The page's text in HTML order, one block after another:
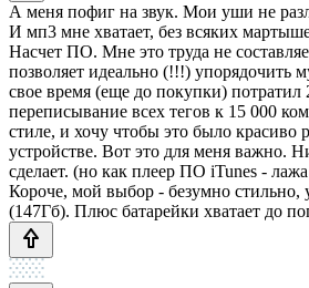
А меня пофиг на звук. Мои уши не
И мп3 мне хватает, без всяких
Насчет ПО. Мне это труда не
позволяет идеально (!!!) упорядочить
свое время (еще до покупки) потратил
переписывание всех тегов к 15 000
стиле, и хочу чтобы это было красиво
устройстве. Вот это для меня важно.
сделает. (но как плеер ПО iTunes -
Короче, мой выбор - безумно стильно,
(147Гб). Плюс батарейки хватает до